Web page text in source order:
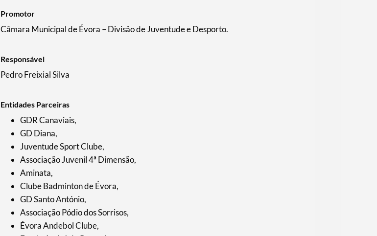
Promotor
Câmara Municipal de Évora – Divisão de Juventude e Desporto.
Responsável
Pedro Freixial Silva
Entidades Parceiras
GDR Canaviais,
GD Diana,
Juventude Sport Clube,
Associação Juvenil 4ª Dimensão,
Aminata,
Clube Badminton de Évora,
GD Santo António,
Associação Pódio dos Sorrisos,
Évora Andebol Clube,